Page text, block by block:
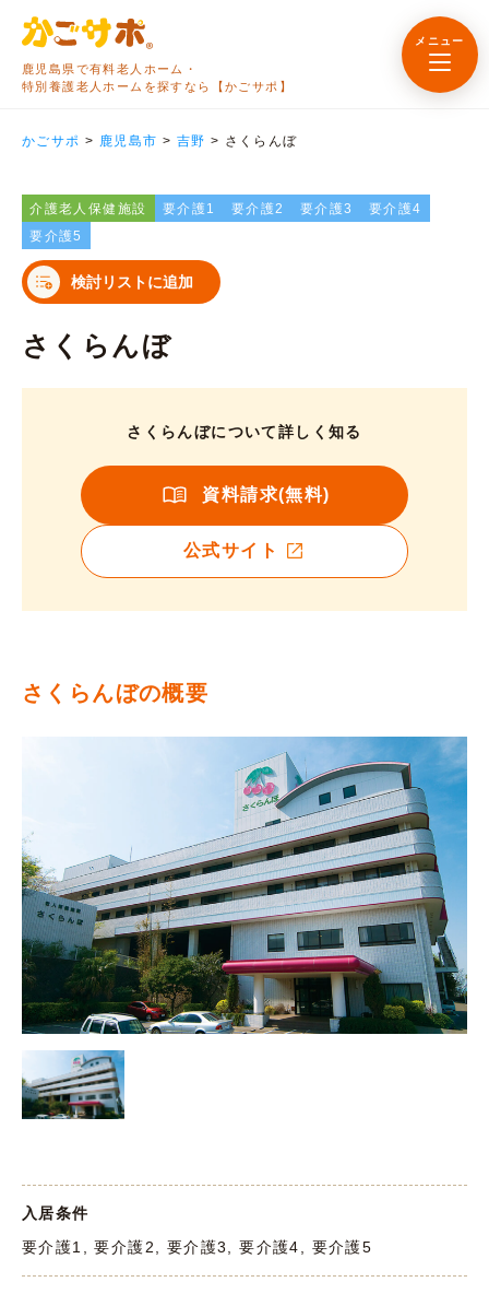
鹿児島県で有料老人ホーム・
特別養護老人ホームを探すなら【かごサポ】
メニュー
かごサポ > 鹿児島市 > 吉野 > さくらんぼ
介護老人保健施設 要介護1 要介護2 要介護3
要介護4
要介護5
検討リストに追加
さくらんぼ
さくらんぼについて詳しく知る
資料請求(無料)
公式サイト
さくらんぼの概要
入居条件
要介護1, 要介護2, 要介護3, 要介護4, 要介護5